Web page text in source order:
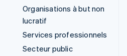
Organisations à but non
lucratif
Services professionnels
Secteur public